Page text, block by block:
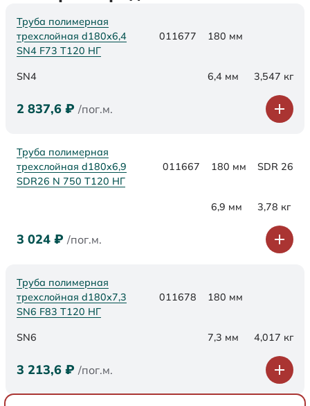
Труба полимерная
трехслойная d180х6,4
SN4 F73 Т120 НГ
011677 180 мм
SN4 6,4 мм 3,547 кг
2 837,6 ₽ /пог.м.
Труба полимерная
трехслойная d180x6,9
SDR26 N 750 Т120 НГ
011667 180 мм SDR 26
6,9 мм 3,78 кг
3 024 ₽ /пог.м.
Труба полимерная
трехслойная d180х7,3
SN6 F83 Т120 НГ
011678 180 мм
SN6 7,3 мм 4,017 кг
3 213,6 ₽ /пог.м.